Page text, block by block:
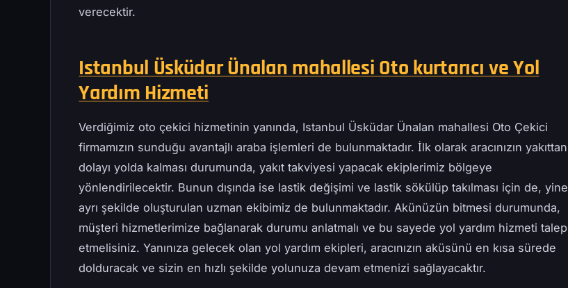
verecektir.
Istanbul Üsküdar Ünalan mahallesi Oto kurtarıcı ve Yol
Yardım Hizmeti
Verdiğimiz oto çekici hizmetinin yanında, Istanbul Üsküdar Ünalan mahallesi Oto Çekici
firmamızın sunduğu avantajlı araba işlemleri de bulunmaktadır. İlk olarak aracınızın yakıttan
dolayı yolda kalması durumunda, yakıt takviyesi yapacak ekiplerimiz bölgeye
yönlendirilecektir. Bunun dışında ise lastik değişimi ve lastik sökülüp takılması için de, yine
ayrı şekilde oluşturulan uzman ekibimiz de bulunmaktadır. Akünüzün bitmesi durumunda,
müşteri hizmetlerimize bağlanarak durumu anlatmalı ve bu sayede yol yardım hizmeti talep
etmelisiniz. Yanınıza gelecek olan yol yardım ekipleri, aracınızın aküsünü en kısa sürede
dolduracak ve sizin en hızlı şekilde yolunuza devam etmenizi sağlayacaktır.